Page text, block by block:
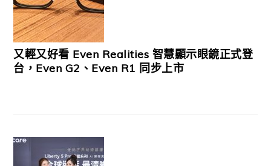
又輕又好看 Even Realities 智慧顯示眼鏡正式登
台，Even G2、Even R1 同步上市